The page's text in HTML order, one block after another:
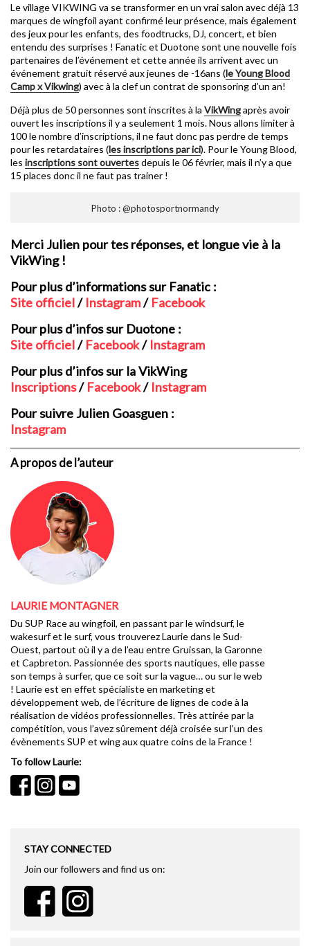
Le village VIKWING va se transformer en un vrai salon avec déjà 13
marques de wingfoil ayant confirmé leur présence, mais également
des jeux pour les enfants, des foodtrucks, DJ, concert, et bien
entendu des surprises ! Fanatic et Duotone sont une nouvelle fois
partenaires de l’événement et cette année ils arrivent avec un
événement gratuit réservé aux jeunes de -16ans (le Young Blood
Camp x Vikwing) avec à la clef un contrat de sponsoring d’un an!
Déjà plus de 50 personnes sont inscrites à la VikWingaprès avoir
ouvert les inscriptions il y a seulement 1 mois. Nous allons limiter à
100 le nombre d’inscriptions, il ne faut donc pas perdre de temps
pour les retardataires (les inscriptions par ici). Pour le Young Blood,
les inscriptions sont ouvertesdepuis le 06 février, mais il n’y a que
15 places donc il ne faut pas trainer !
Photo : @photosportnormandy
Merci Julien pour tes réponses, et longue vie à la
VikWing !
Pour plus d’informations sur Fanatic :
Site officiel/ Instagram/ Facebook
Pour plus d’infos sur Duotone :
Site officiel/ Facebook/ Instagram
Pour plus d’infos sur la VikWing
Inscriptions/ Facebook/ Instagram
Pour suivre Julien Goasguen :
Instagram
A propos de l’auteur
LAURIE MONTAGNER
Du SUP Race au wingfoil, en passant par le windsurf, le
wakesurf et le surf, vous trouverez Laurie dans le Sud-
Ouest, partout où il y a de l’eau entre Gruissan, la Garonne
et Capbreton. Passionnée des sports nautiques, elle passe
son temps à surfer, que ce soit sur la vague… ou sur le web
! Laurie est en effet spécialiste en marketing et
développement web, de l’écriture de lignes de code à la
réalisation de vidéos professionnelles. Très attirée par la
compétition, vous l’avez sûrement déjà croisée sur l’un des
évènements SUP et wing aux quatre coins de la France !
To follow Laurie:
STAY CONNECTED
Join our followers and find us on: